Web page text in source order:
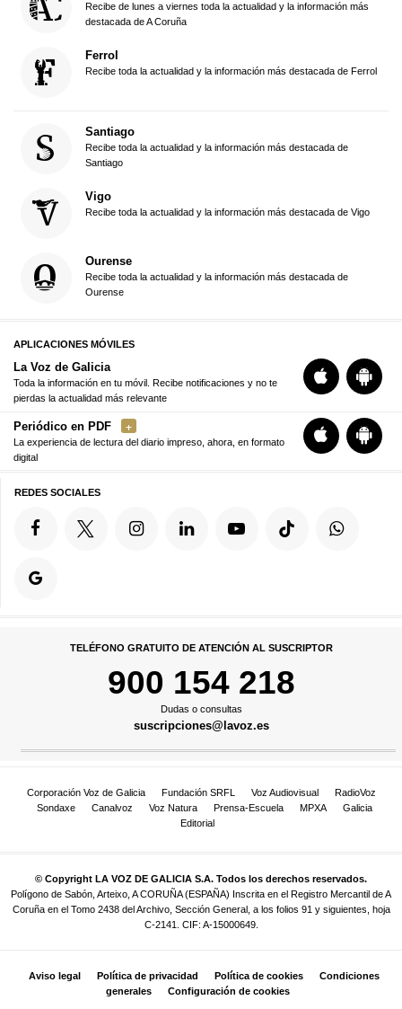
Recibe de lunes a viernes toda la actualidad y la información más
destacada de A Coruña
Ferrol
Recibe toda la actualidad y la información más destacada de Ferrol
Santiago
Recibe toda la actualidad y la información más destacada de
Santiago
Vigo
Recibe toda la actualidad y la información más destacada de Vigo
Ourense
Recibe toda la actualidad y la información más destacada de
Ourense
APLICACIONES MÓVILES
La Voz de Galicia
Toda la información en tu móvil. Recibe notificaciones y no te
pierdas la actualidad más relevante
Periódico en PDF
La experiencia de lectura del diario impreso, ahora, en formato
digital
REDES SOCIALES
TELÉFONO GRATUITO DE ATENCIÓN AL SUSCRIPTOR
900 154 218
Dudas o consultas
suscripciones@lavoz.es
Corporación Voz de Galicia Fundación SRFL Voz Audiovisual
RadioVoz
Sondaxe
Canalvoz Voz Natura Prensa-Escuela MPXA
Galicia
Editorial
© Copyright LA VOZ DE GALICIA S.A. Todos los derechos reservados.
Polígono de Sabón, Arteixo, A CORUÑA (ESPAÑA) Inscrita en el Registro Mercantil de A
Coruña en el Tomo 2438 del Archivo, Sección General, a los folios 91 y siguientes, hoja
C-2141. CIF: A-15000649.
Aviso legal Política de privacidad Política de cookies
Condiciones
generales
Configuración de cookies